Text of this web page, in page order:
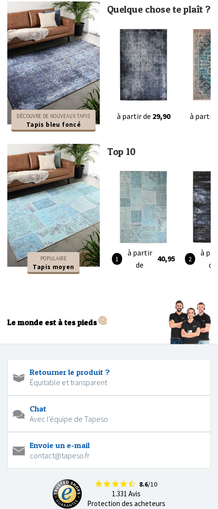
DÉCOUVRE DE NOUVEAUX TAPIS
Tapis bleu foncé
Quelque chose te plaît ?
à partir de 29,90 à partir
POPULAIRE
Tapis moyen
Top 10
à partir
de
40,95
à
de
Le monde est à tes pieds
Retourner le produit ?
Équitable et transparent
Chat
Avec l'équipe de Tapeso
Envoie un e-mail
contact@tapeso.fr
8.6/10
1.331 Avis
Protection des acheteurs